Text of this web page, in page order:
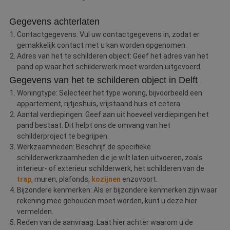
Gegevens achterlaten
Contactgegevens: Vul uw contactgegevens in, zodat er
gemakkelijk contact met u kan worden opgenomen.
Adres van het te schilderen object: Geef het adres van het
pand op waar het schilderwerk moet worden uitgevoerd.
Gegevens van het te schilderen object in Delft
Woningtype: Selecteer het type woning, bijvoorbeeld een
appartement, rijtjeshuis, vrijstaand huis et cetera.
Aantal verdiepingen: Geef aan uit hoeveel verdiepingen het
pand bestaat. Dit helpt ons de omvang van het
schilderproject te begrijpen.
Werkzaamheden: Beschrijf de specifieke
schilderwerkzaamheden die je wilt laten uitvoeren, zoals
interieur- of exterieur schilderwerk, het schilderen van de
trap, muren, plafonds, kozijnen enzovoort.
Bijzondere kenmerken: Als er bijzondere kenmerken zijn waar
rekening mee gehouden moet worden, kunt u deze hier
vermelden.
Reden van de aanvraag: Laat hier achter waarom u de